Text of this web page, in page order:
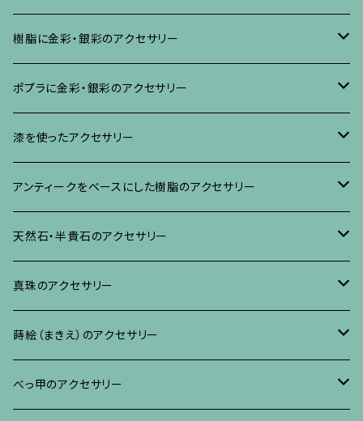
樹脂に金彩・銀彩のアクセサリー
ブローチ
イヤリング・ピアス
ネックレス、その他
ポプラに金彩・銀彩のアクセサリー
ブローチ
イヤリング、ピアス
ネックレス、ペンダント
ブレスレット、バングル、その他
漆を使ったアクセサリー
ブローチ
イヤリング・ピアス
ネックレス・ペンダント
リング
ブレスレット・バングル、その他
アンティークをベースにした樹脂のアクセサリー
ブローチ
イヤリング・ピアス
ネックレス、ペンダント
ブレスレット、その他
天然石・半貴石のアクセサリー
ブローチ
イヤリング・ピアス
ネックレス、ペンダント
真珠のアクセサリー
ブローチ
イヤリング・ピアス
蒔絵（まきえ）のアクセサリー
べっ甲に蒔絵のアクセサリー
べっ甲のアクセサリー